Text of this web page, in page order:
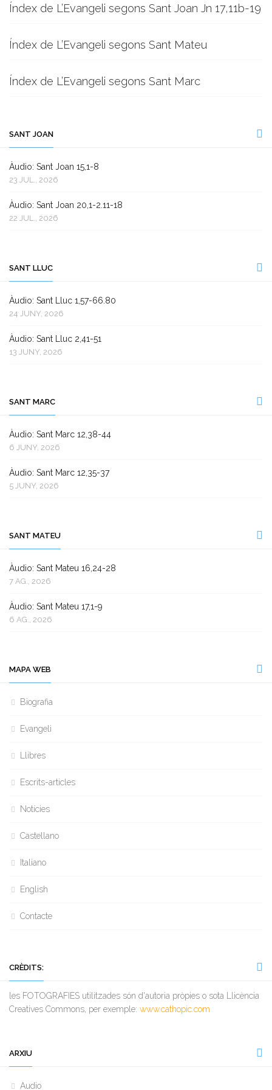
Índex de L’Evangeli segons Sant Joan Jn 17,11b-19
Índex de L’Evangeli segons Sant Mateu
Índex de L’Evangeli segons Sant Marc
SANT JOAN
Àudio: Sant Joan 15,1-8
23 JUL., 2026
Àudio: Sant Joan 20,1-2.11-18
22 JUL., 2026
SANT LLUC
Àudio: Sant Lluc 1,57-66.80
24 JUNY, 2026
Àudio: Sant Lluc 2,41-51
13 JUNY, 2026
SANT MARC
Àudio: Sant Marc 12,38-44
6 JUNY, 2026
Àudio: Sant Marc 12,35-37
5 JUNY, 2026
SANT MATEU
Àudio: Sant Mateu 16,24-28
7 AG., 2026
Àudio: Sant Mateu 17,1-9
6 AG., 2026
MAPA WEB
Biografia
Evangeli
Llibres
Escrits-articles
Notícies
Castellano
Italiano
English
Contacte
CRÈDITS:
les FOTOGRAFIES utilitzades són d'autoria pròpies o sota Llicència
Creatives Commons, per exemple: www.cathopic.com
ARXIU
Audio